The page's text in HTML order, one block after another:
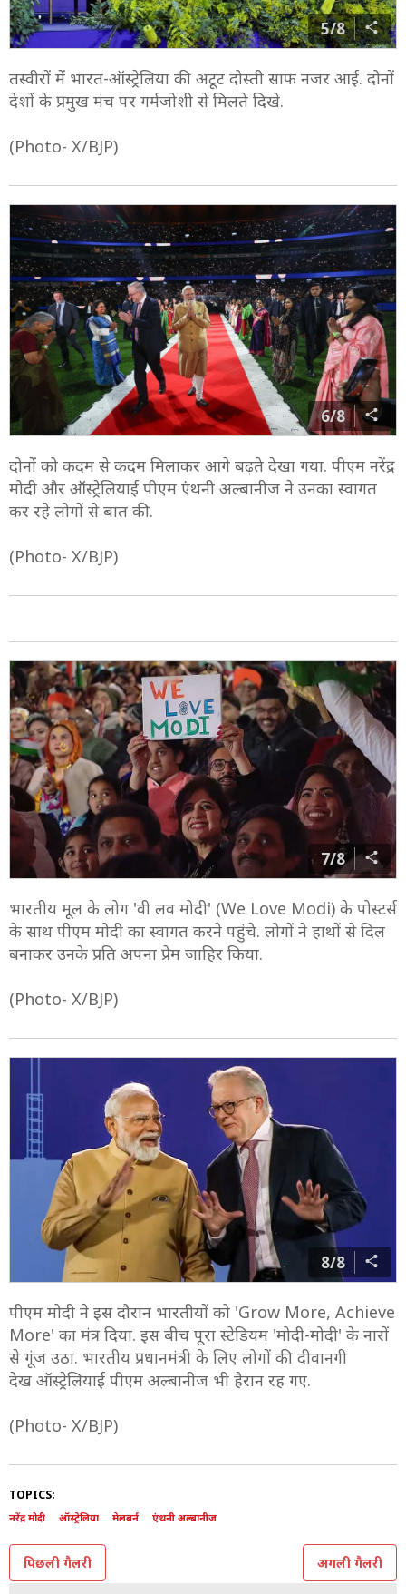
5/8
तस्वीरों में भारत-ऑस्ट्रेलिया की अटूट दोस्ती साफ नजर आई. दोनों
देशों के प्रमुख मंच पर गर्मजोशी से मिलते दिखे.
(Photo- X/BJP)
6/8
दोनों को कदम से कदम मिलाकर आगे बढ़ते देखा गया. पीएम नरेंद्र
मोदी और ऑस्ट्रेलियाई पीएम एंथनी अल्बानीज ने उनका स्वागत
कर रहे लोगों से बात की.
(Photo- X/BJP)
7/8
भारतीय मूल के लोग 'वी लव मोदी' (We Love Modi) के पोस्टर्स
के साथ पीएम मोदी का स्वागत करने पहुंचे. लोगों ने हाथों से दिल
बनाकर उनके प्रति अपना प्रेम जाहिर किया.
(Photo- X/BJP)
8/8
पीएम मोदी ने इस दौरान भारतीयों को 'Grow More, Achieve
More' का मंत्र दिया. इस बीच पूरा स्टेडियम 'मोदी-मोदी' के नारों
से गूंज उठा. भारतीय प्रधानमंत्री के लिए लोगों की दीवानगी
देख ऑस्ट्रेलियाई पीएम अल्बानीज भी हैरान रह गए.
(Photo- X/BJP)
TOPICS:
नरेंद्र मोदी ऑस्ट्रेलिया मेलबर्न एंथनी अल्बानीज
पिछली गैलरी अगली गैलरी